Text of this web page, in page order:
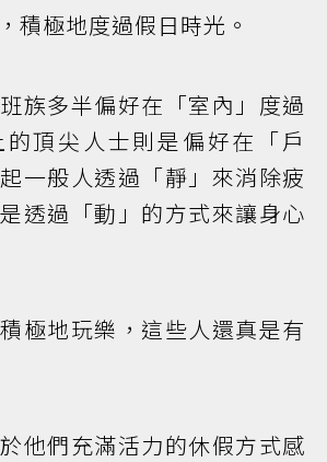
積極地度過假日時光。
族多半偏好在「室內」度過
頂尖人士則是偏好在「戶
一般人透過「靜」來消除疲
透過「動」的方式來讓身心
極地玩樂，這些人還真是有
他們充滿活力的休假方式感